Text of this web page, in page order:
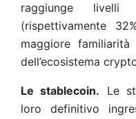
raggiunge
(rispettivamente
maggiore
dell’ecosistema
Le stablecoin. Le
loro definitivo